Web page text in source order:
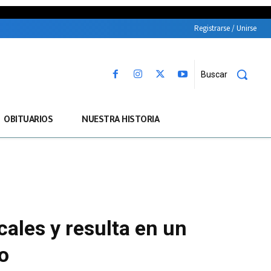
Registrarse / Unirse
Buscar
OBITUARIOS NUESTRA HISTORIA
y resulta en un